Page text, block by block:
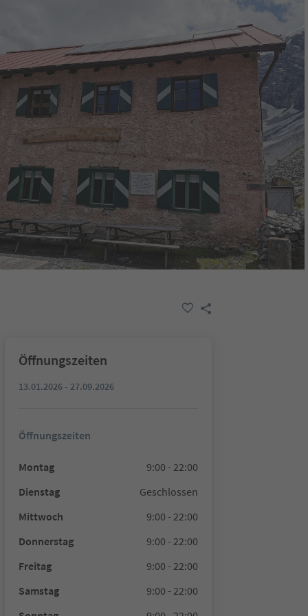
Öffnungszeiten
13.01.2026 - 27.09.2026
Öffnungszeiten
Montag
9:00 - 22:00
Dienstag
Geschlossen
Mittwoch
9:00 - 22:00
Donnerstag
9:00 - 22:00
Freitag
9:00 - 22:00
Samstag
9:00 - 22:00